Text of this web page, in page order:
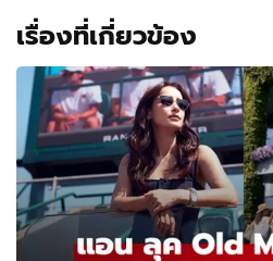
เรื่องที่เกี่ยวข้อง